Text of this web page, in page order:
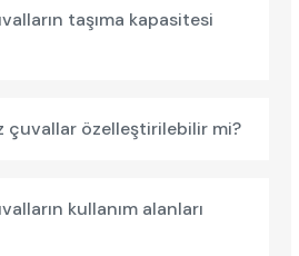
taşıma kapasitesi
çuvallar özelleştirilebilir mi?
kullanım alanları